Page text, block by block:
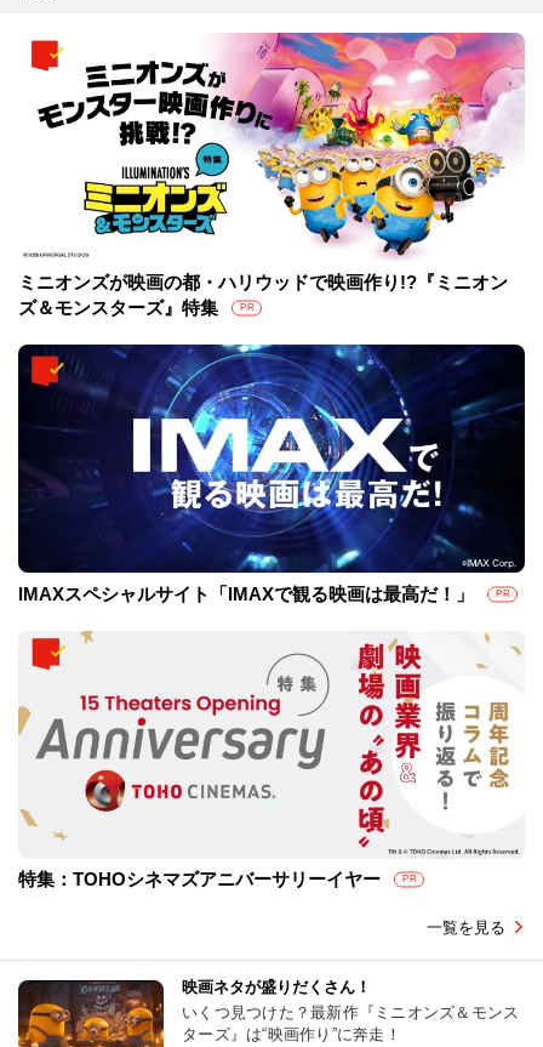
ミニオンズが映画の都・ハリウッドで映画作り!?『ミニオン
ズ＆モンスターズ』特集
PR
IMAXスペシャルサイト「IMAXで観る映画は最高だ！」 PR
特集：TOHOシネマズアニバーサリーイヤー PR
一覧を見る
映画ネタが盛りだくさん！
いくつ見つけた？最新作『ミニオンズ＆モンス
ターズ』は“映画作り”に奔走！